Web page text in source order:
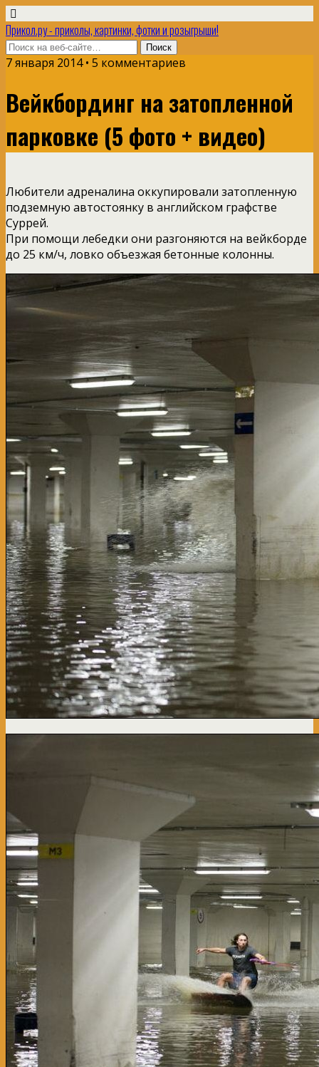
Прикол.ру - приколы, картинки, фотки и розыгрыши!
7 января 2014 • 5 комментариев
Вейкбординг на затопленной
парковке (5 фото + видео)
Любители адреналина оккупировали затопленную
подземную автостоянку в английском графстве
Суррей.
При помощи лебедки они разгоняются на вейкборде
до 25 км/ч, ловко объезжая бетонные колонны.